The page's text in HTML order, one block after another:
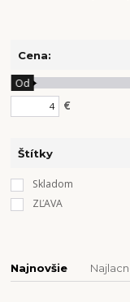
Cena:
€
Od
Štítky
Skladom
ZĽAVA
Najnovšie